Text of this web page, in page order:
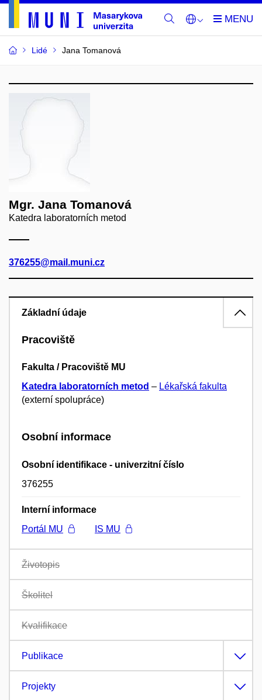
Lidé Jana Tomanová
Mgr. Jana Tomanová
Katedra laboratorních metod
376255@mail.muni.cz
Základní údaje
Pracoviště
Fakulta / Pracoviště MU
Katedra laboratorních metod – Lékařská fakulta
(externí spolupráce)
Osobní informace
Osobní identifikace - univerzitní číslo
376255
Interní informace
Portál MU
IS MU
Životopis
Školitel
Kvalifikace
Publikace
Projekty